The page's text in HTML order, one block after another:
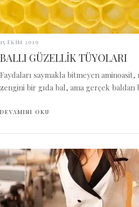
15 Ekim 2019
BALLI GÜZELLİK TÜYOLARI
Faydaları saymakla bitmeyen
zengini bir gıda bal, ama gerçek baldan
DEVAMINI OKU